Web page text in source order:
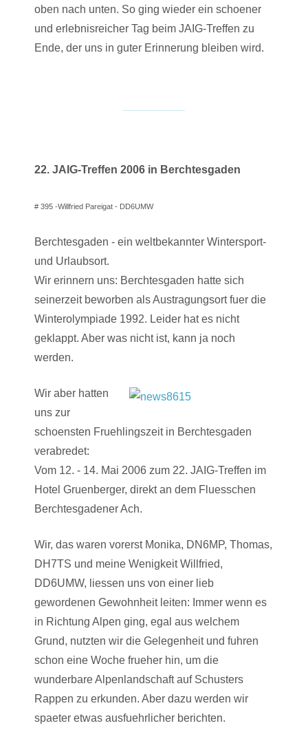
oben nach unten. So ging wieder ein schoener
und erlebnisreicher Tag beim JAIG-Treffen zu
Ende, der uns in guter Erinnerung bleiben wird.
22. JAIG-Treffen 2006 in Berchtesgaden
# 395 -Willfried Pareigat - DD6UMW
Berchtesgaden - ein weltbekannter Wintersport-
und Urlaubsort.
Wir erinnern uns: Berchtesgaden hatte sich
seinerzeit beworben als Austragungsort fuer die
Winterolympiade 1992. Leider hat es nicht
geklappt. Aber was nicht ist, kann ja noch
werden.
Wir aber hatten
uns zur
schoensten Fruehlingszeit in Berchtesgaden
verabredet:
Vom 12. - 14. Mai 2006 zum 22. JAIG-Treffen im
Hotel Gruenberger, direkt an dem Fluesschen
Berchtesgadener Ach.
Wir, das waren vorerst Monika, DN6MP, Thomas,
DH7TS und meine Wenigkeit Willfried,
DD6UMW, liessen uns von einer lieb
gewordenen Gewohnheit leiten: Immer wenn es
in Richtung Alpen ging, egal aus welchem
Grund, nutzten wir die Gelegenheit und fuhren
schon eine Woche frueher hin, um die
wunderbare Alpenlandschaft auf Schusters
Rappen zu erkunden. Aber dazu werden wir
spaeter etwas ausfuehrlicher berichten.